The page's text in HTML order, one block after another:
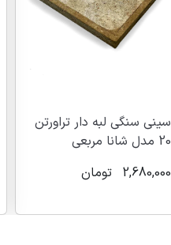
سینی سنگی لبه دار سنگ
تراورتن 30 مدل شانا مربعی
تومان